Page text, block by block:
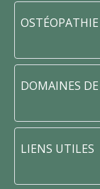
OSTÉOPATHIE
DOMAINES
LIENS UTILES